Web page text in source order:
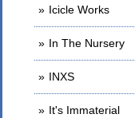
Icicle Works
In The Nursery
INXS
It's Immaterial